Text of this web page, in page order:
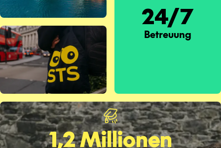
24/7
Betreuung
1,2 Millionen